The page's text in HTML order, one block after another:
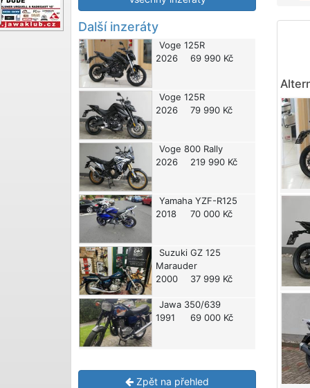
Další inzeráty
Voge 125R
2026
69 990 Kč
Voge 125R
2026
79 990 Kč
Voge 800 Rally
2026
219 990 Kč
Yamaha YZF-R125
2018
70 000 Kč
Suzuki GZ 125
Marauder
2000
37 999 Kč
Jawa 350/639
1991
69 000 Kč
Zpět na přehled